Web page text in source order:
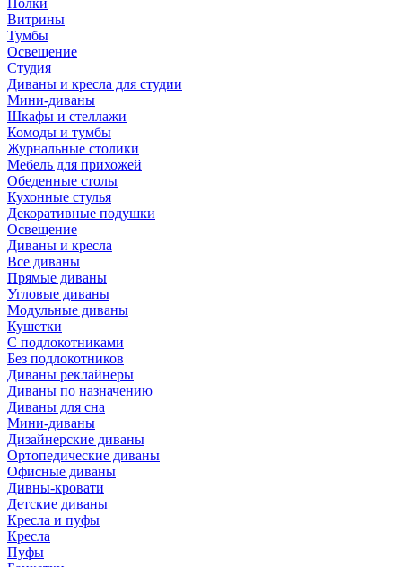
Полки
Витрины
Тумбы
Освещение
Студия
Диваны и кресла для студии
Мини-диваны
Шкафы и стеллажи
Комоды и тумбы
Журнальные столики
Мебель для прихожей
Обеденные столы
Кухонные стулья
Декоративные подушки
Освещение
Диваны и кресла
Все диваны
Прямые диваны
Угловые диваны
Модульные диваны
Кушетки
С подлокотниками
Без подлокотников
Диваны реклайнеры
Диваны по назначению
Диваны для сна
Мини-диваны
Дизайнерские диваны
Ортопедические диваны
Офисные диваны
Дивны-кровати
Детские диваны
Кресла и пуфы
Кресла
Пуфы